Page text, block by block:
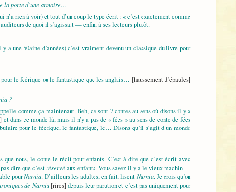
la porte d’une armoire…
rien à voir) et tout d’un coup le type écrit : « c’est exactement comme
auditeurs de quoi il s’agissait — enfin, à ses lecteurs plutôt.
a une 50aine d’années) c’est vraiment devenu un classique du livre pour
pour le féérique ou le fantastique que les anglais… [haussement d’épaules]
?
comme ça maintenant. Beh, ce sont 7 contes au sens où disons il y a
et dans ce monde là, mais il n’y a pas de « fées » au sens de conte de fées
pour le féerique, le fantastique, le… Disons qu’il s’agit d’un monde
nous, le conte le récit pour enfants. C’est-à-dire que c’est écrit avec
dire que c’estréservéaux enfants. Vous savez il y a le vieux machin —
pourNarnia. D’ailleurs les adultes, en fait, lisent Narnia. Je crois qu’on
de Narnia [rires] depuis leur parution et c’est pas uniquement pour